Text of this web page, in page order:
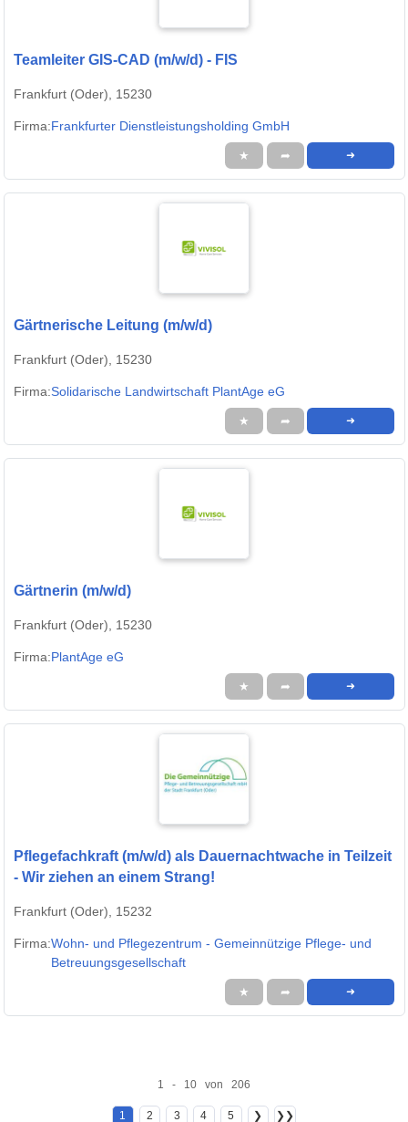
Teamleiter GIS-CAD (m/w/d) - FIS
Frankfurt (Oder), 15230
Firma:Frankfurter Dienstleistungsholding GmbH
★ ➦ ➜
Gärtnerische Leitung (m/w/d)
Frankfurt (Oder), 15230
Firma:Solidarische Landwirtschaft PlantAge eG
★ ➦ ➜
Gärtnerin (m/w/d)
Frankfurt (Oder), 15230
Firma:PlantAge eG
★ ➦ ➜
Pflegefachkraft (m/w/d) als Dauernachtwache in Teilzeit
- Wir ziehen an einem Strang!
Frankfurt (Oder), 15232
Firma:Wohn- und Pflegezentrum - Gemeinnützige Pflege- und
Betreuungsgesellschaft
★ ➦ ➜
1 - 10 von 206
1 2 3 4 5 ❯ ❯❯